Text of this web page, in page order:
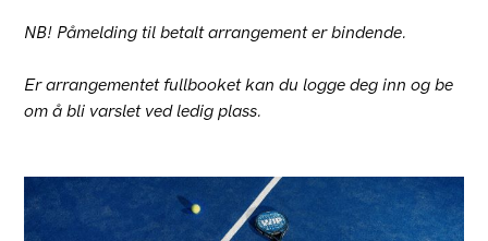
NB! Påmelding til betalt arrangement er bindende.
Er arrangementet fullbooket kan du logge deg inn og be
om å bli varslet ved ledig plass.